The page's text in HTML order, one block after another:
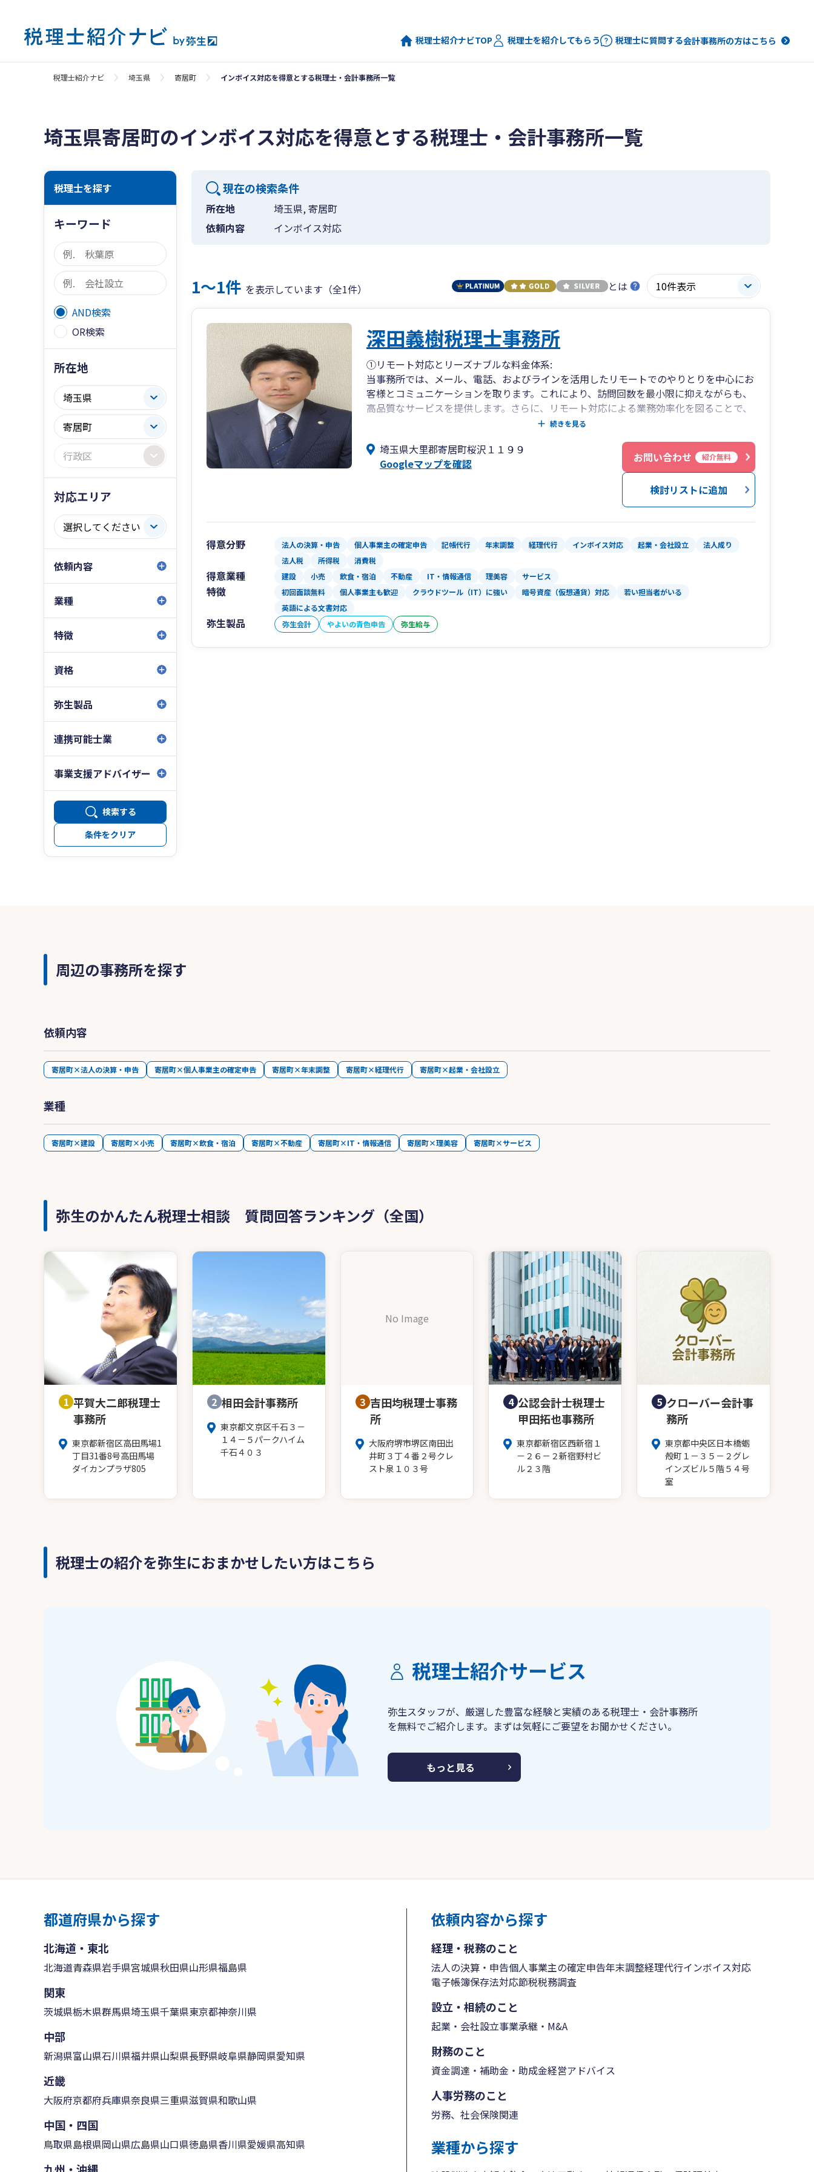
税理士紹介ナビTOP 税理士を紹介してもらう 税理士に質問する会計事務所の方はこちら
税理士紹介ナビ 埼玉県 寄居町 インボイス対応を得意とする税理士・会計事務所一覧
埼玉県寄居町のインボイス対応を得意とする税理士・会計事務所一覧
税理士を探す
キーワード
AND検索
OR検索
所在地
対応エリア
依頼内容
業種
特徴
資格
弥生製品
連携可能士業
事業支援アドバイザー
検索する
条件をクリア
現在の検索条件
所在地
埼玉県, 寄居町
依頼内容
インボイス対応
1〜1件 を表示しています（全1件） とは
深田義樹税理士事務所
①リモート対応とリーズナブルな料金体系:
当事務所では、メール、電話、およびラインを活用したリモートでのやりとりを中心にお
客様とコミュニケーションを取ります。これにより、訪問回数を最小限に抑えながらも、
高品質なサービスを提供します。さらに、リモート対応による業務効率化を図ることで、
他の税理士事務所に比べて料金をよりリーズナブルに設定することが可能です。
②定期的な試算表作成と税務相談:
当事務所では、お客様の経営状況を把握するために、三ヶ月に一度試算表を作成します。
これにより、お客様の税務計画や経営戦略の策定に役立てることができます。また、税務
相談にも積極的に応じ、お客様の疑問や問題に対して的確なアドバイスを提供します。
③IT分野に強い税理士:
当事務所の特徴の一つは、IT分野に強いことです。新しい技術やツールを積極的に活用
し、業務効率を向上させます。例えば、クラウド会計ソフトウェアの導入やデジタル化を
推進し、お客様の業務効率向上に貢献します。IT分野に精通しているため、お客様のIT関
連のニーズにも対応できます。
当事務所では、先述したように業務効率化を図り、低価格でありながら高品質なサービス
続きを見る
埼玉県大里郡寄居町桜沢１１９９
Googleマップを確認
お問い合わせ 紹介無料
検討リストに追加
得意分野 法人の決算・申告 個人事業主の確定申告 記帳代行 年末調整 経理代行 インボイス対応 起業・会社設立
法人成り
法人税
所得税 消費税
得意業種 建設 小売 飲食・宿泊 不動産 IT・情報通信 理美容 サービス
特徴 初回面談無料 個人事業主も歓迎 クラウドツール（IT）に強い 暗号資産（仮想通貨）対応
若い担当者がいる
英語による文書対応
弥生製品 弥生会計 やよいの青色申告 弥生給与
周辺の事務所を探す
依頼内容
寄居町×法人の決算・申告 寄居町×個人事業主の確定申告 寄居町×年末調整 寄居町×経理代行 寄居町×起業・会社設立
業種
寄居町×建設 寄居町×小売 寄居町×飲食・宿泊 寄居町×不動産 寄居町×IT・情報通信 寄居町×理美容 寄居町×サービス
弥生のかんたん税理士相談 質問回答ランキング（全国）
1 平賀大二郎税理士
事務所
東京都新宿区高田馬場1
丁目31番8号高田馬場
ダイカンプラザ805
2 相田会計事務所
東京都文京区千石３－
１４－５パークハイム
千石４０３
No Image
3 吉田均税理士事務
所
大阪府堺市堺区南田出
井町３丁４番２号クレ
スト泉１０３号
4 公認会計士税理士
甲田拓也事務所
東京都新宿区西新宿１
－２６－２新宿野村ビ
ル２３階
5 クローバー会計事
務所
東京都中央区日本橋蛎
殻町１－３５－２グレ
インズビル５階５４号
室
税理士の紹介を弥生におまかせしたい方はこちら
税理士紹介サービス
弥生スタッフが、厳選した豊富な経験と実績のある税理士・会計事務所
を無料でご紹介します。まずは気軽にご要望をお聞かせください。
もっと見る
都道府県から探す
北海道・東北
北海道青森県岩手県宮城県秋田県山形県福島県
関東
茨城県栃木県群馬県埼玉県千葉県東京都神奈川県
中部
新潟県富山県石川県福井県山梨県長野県岐阜県静岡県愛知県
近畿
大阪府京都府兵庫県奈良県三重県滋賀県和歌山県
中国・四国
鳥取県島根県岡山県広島県山口県徳島県香川県愛媛県高知県
依頼内容から探す
経理・税務のこと
法人の決算・申告個人事業主の確定申告年末調整経理代行インボイス対応
電子帳簿保存法対応節税税務調査
設立・相続のこと
起業・会社設立事業承継・M&A
財務のこと
資金調達・補助金・助成金経営アドバイス
人事労務のこと
労務、社会保険関連
業種から探す